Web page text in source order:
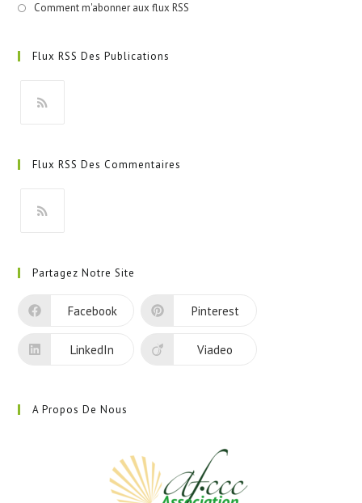
Comment m'abonner aux flux RSS
Flux RSS Des Publications
un
onglet
Flux RSS Des Commentaires
un
nouvel
Partagez Notre Site
Facebook Pinterest
LinkedIn Viadeo
A Propos De Nous